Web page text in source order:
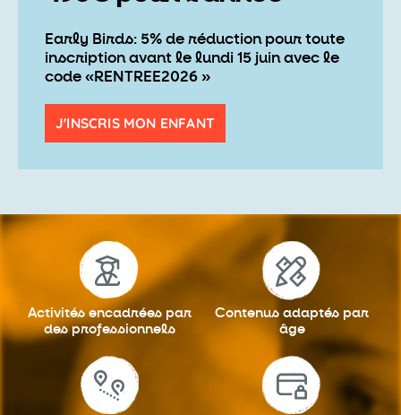
Early Birds: 5% de réduction pour toute
inscription avant le lundi 15 juin avec le
code «RENTREE2026 »
J'INSCRIS MON ENFANT
Activités encadrées par
des professionnels
Contenus adaptés par
âge